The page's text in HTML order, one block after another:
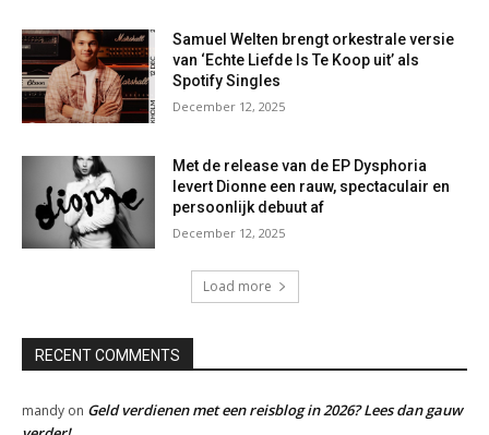
Samuel Welten brengt orkestrale versie
van ‘Echte Liefde Is Te Koop uit’ als
Spotify Singles
December 12, 2025
Met de release van de EP Dysphoria
levert Dionne een rauw, spectaculair en
persoonlijk debuut af
December 12, 2025
Load more
RECENT COMMENTS
mandy on Geld verdienen met een reisblog in 2026? Lees dan gauw